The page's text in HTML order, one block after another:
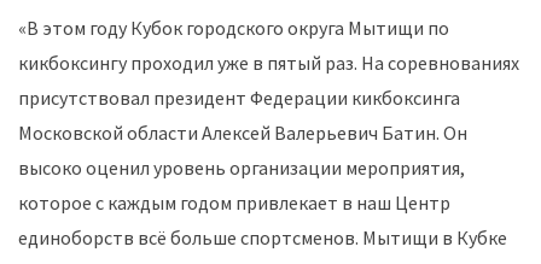
«В этом году Кубок городского округа Мытищи по
кикбоксингу проходил уже в пятый раз. На соревнованиях
присутствовал президент Федерации кикбоксинга
Московской области Алексей Валерьевич Батин. Он
высоко оценил уровень организации мероприятия,
которое с каждым годом привлекает в наш Центр
единоборств всё больше спортсменов. Мытищи в Кубке